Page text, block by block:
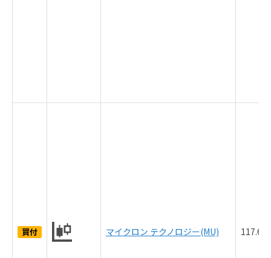
買付 マイクロン テクノロジー(MU) 117.68